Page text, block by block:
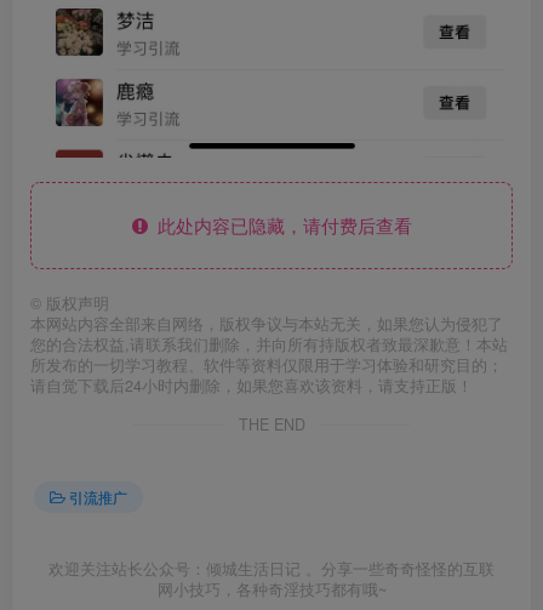
此处内容已隐藏，请付费后查看
© 版权声明
本网站内容全部来自网络，版权争议与本站无关，如果您认为侵犯了
您的合法权益,请联系我们删除，并向所有持版权者致最深歉意！本站
所发布的一切学习教程、软件等资料仅限用于学习体验和研究目的；
请自觉下载后24小时内删除，如果您喜欢该资料，请支持正版！
THE END
引流推广
欢迎关注站长公众号：倾城生活日记 。分享一些奇奇怪怪的互联
网小技巧，各种奇淫技巧都有哦~